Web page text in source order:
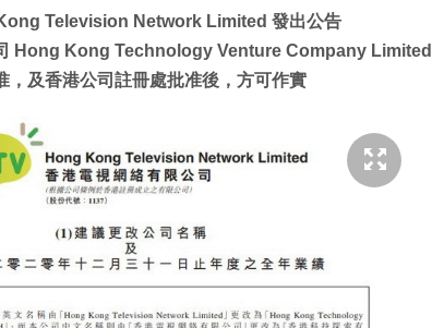
Television Network Limited 發出公告
Hong Kong Technology Venture Company Limited
，及香港公司註冊處批准後，方可作實